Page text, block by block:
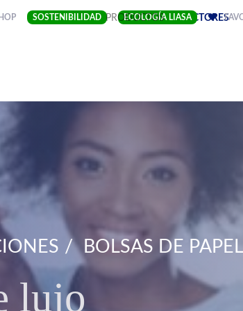
SOSTENIBILIDAD ECOLOGÍA LIASA
EMPRESA(CURRENT)
PRODUCTOS SECTORES
BOLSAS DE
lujo